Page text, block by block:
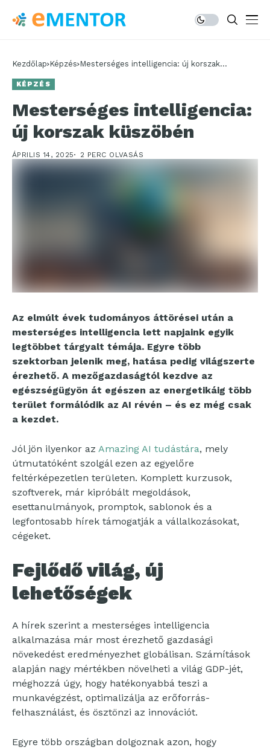
Kezdőlap Képzés Mesterséges intelligencia: új korszak
KÉPZÉS
Mesterséges intelligencia:
új korszak küszöbén
ÁPRILIS 14, 2025 2 PERC OLVASÁS
Az elmúlt évek tudományos áttörései után a
mesterséges intelligencia lett napjaink egyik
legtöbbet tárgyalt témája. Egyre több
szektorban jelenik meg, hatása pedig világszerte
érezhető. A mezőgazdaságtól kezdve az
egészségügyön át egészen az energetikáig több
terület formálódik az AI révén – és ez még csak
a kezdet.
Jól jön ilyenkor az Amazing AI tudástára, mely
útmutatóként szolgál ezen az egyelőre
feltérképezetlen területen. Komplett kurzusok,
szoftverek, már kipróbált megoldások,
esettanulmányok, promptok, sablonok és a
legfontosabb hírek támogatják a vállalkozásokat,
cégeket.
Fejlődő világ, új
lehetőségek
A hírek szerint a mesterséges intelligencia
alkalmazása már most érezhető gazdasági
növekedést eredményezhet globálisan. Számítások
alapján nagy mértékben növelheti a világ GDP-jét,
méghozzá úgy, hogy hatékonyabbá teszi a
munkavégzést, optimalizálja az erőforrás-
felhasználást, és ösztönzi az innovációt.
Egyre több országban dolgoznak azon, hogy